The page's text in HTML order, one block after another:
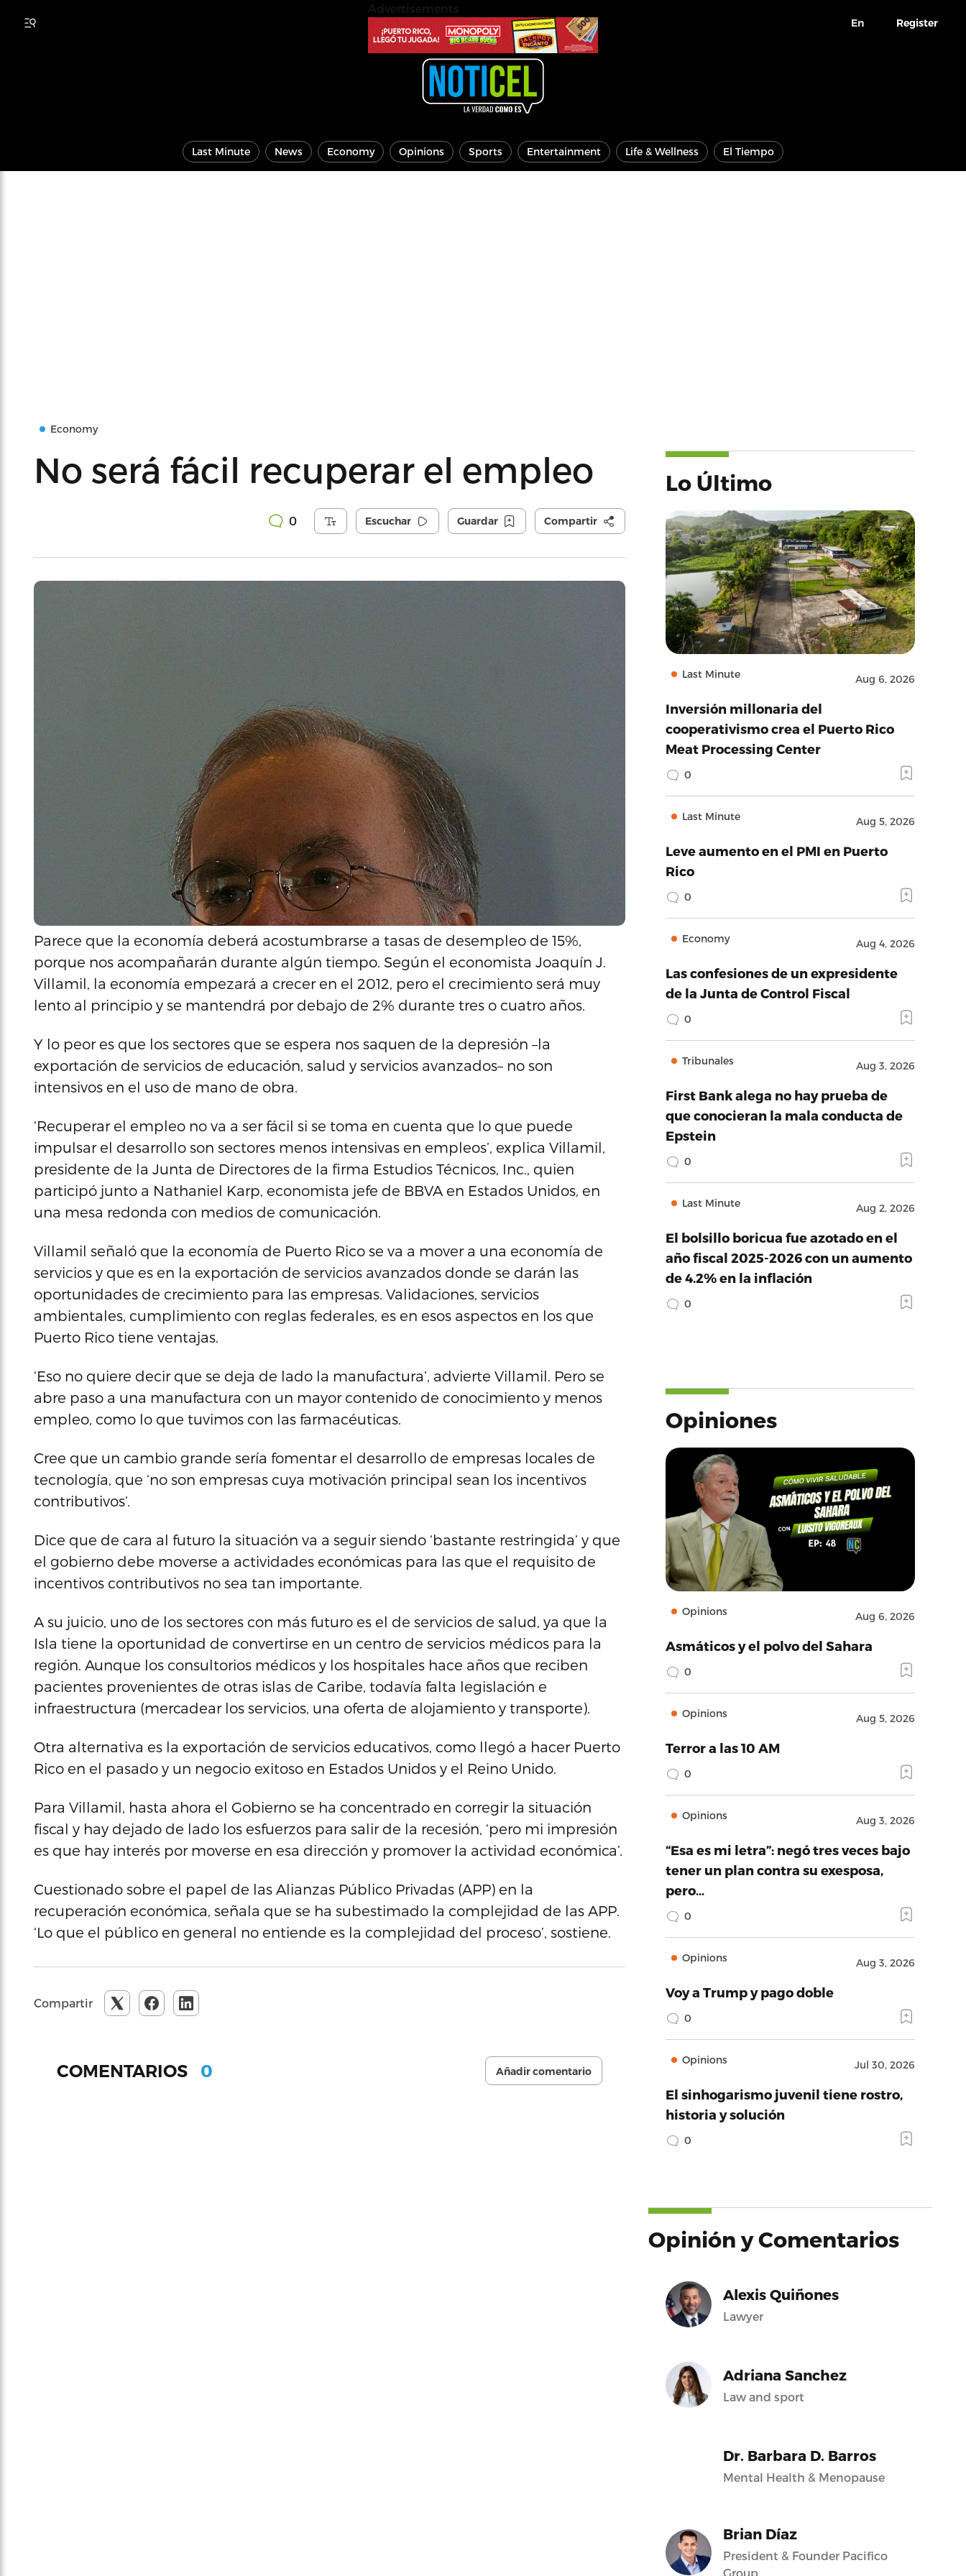
En Register
Last Minute News Economy Opinions Sports Entertainment Life & Wellness El Tiempo
Economy
No será fácil recuperar el empleo
0 Escuchar Guardar Compartir
Parece que la economía deberá acostumbrarse a tasas de desempleo de 15%,
porque nos acompañarán durante algún tiempo. Según el economista Joaquín J.
Villamil, la economía empezará a crecer en el 2012, pero el crecimiento será muy
lento al principio y se mantendrá por debajo de 2% durante tres o cuatro años.
Y lo peor es que los sectores que se espera nos saquen de la depresión –la
exportación de servicios de educación, salud y servicios avanzados– no son
intensivos en el uso de mano de obra.
‘Recuperar el empleo no va a ser fácil si se toma en cuenta que lo que puede
impulsar el desarrollo son sectores menos intensivas en empleos’, explica Villamil,
presidente de la Junta de Directores de la firma Estudios Técnicos, Inc., quien
participó junto a Nathaniel Karp, economista jefe de BBVA en Estados Unidos, en
una mesa redonda con medios de comunicación.
Villamil señaló que la economía de Puerto Rico se va a mover a una economía de
servicios y que es en la exportación de servicios avanzados donde se darán las
oportunidades de crecimiento para las empresas. Validaciones, servicios
ambientales, cumplimiento con reglas federales, es en esos aspectos en los que
Puerto Rico tiene ventajas.
‘Eso no quiere decir que se deja de lado la manufactura’, advierte Villamil. Pero se
abre paso a una manufactura con un mayor contenido de conocimiento y menos
empleo, como lo que tuvimos con las farmacéuticas.
Cree que un cambio grande sería fomentar el desarrollo de empresas locales de
tecnología, que ‘no son empresas cuya motivación principal sean los incentivos
contributivos’.
Dice que de cara al futuro la situación va a seguir siendo ‘bastante restringida’ y que
el gobierno debe moverse a actividades económicas para las que el requisito de
incentivos contributivos no sea tan importante.
A su juicio, uno de los sectores con más futuro es el de servicios de salud, ya que la
Isla tiene la oportunidad de convertirse en un centro de servicios médicos para la
región. Aunque los consultorios médicos y los hospitales hace años que reciben
pacientes provenientes de otras islas de Caribe, todavía falta legislación e
infraestructura (mercadear los servicios, una oferta de alojamiento y transporte).
Otra alternativa es la exportación de servicios educativos, como llegó a hacer Puerto
Rico en el pasado y un negocio exitoso en Estados Unidos y el Reino Unido.
Para Villamil, hasta ahora el Gobierno se ha concentrado en corregir la situación
fiscal y hay dejado de lado los esfuerzos para salir de la recesión, ‘pero mi impresión
es que hay interés por moverse en esa dirección y promover la actividad económica’.
Cuestionado sobre el papel de las Alianzas Público Privadas (APP) en la
recuperación económica, señala que se ha subestimado la complejidad de las APP.
‘Lo que el público en general no entiende es la complejidad del proceso’, sostiene.
Compartir
COMENTARIOS 0 Añadir comentario
Lo Último
Last Minute Aug 6, 2026
Inversión millonaria del
cooperativismo crea el Puerto Rico
Meat Processing Center
0
Last Minute Aug 5, 2026
Leve aumento en el PMI en Puerto
Rico
0
Economy Aug 4, 2026
Las confesiones de un expresidente
de la Junta de Control Fiscal
0
Tribunales Aug 3, 2026
First Bank alega no hay prueba de
que conocieran la mala conducta de
Epstein
0
Last Minute Aug 2, 2026
El bolsillo boricua fue azotado en el
año fiscal 2025-2026 con un aumento
de 4.2% en la inflación
0
Opiniones
Opinions Aug 6, 2026
Asmáticos y el polvo del Sahara
0
Opinions Aug 5, 2026
Terror a las 10 AM
0
Opinions Aug 3, 2026
“Esa es mi letra”: negó tres veces bajo
tener un plan contra su exesposa,
pero…
0
Opinions Aug 3, 2026
Voy a Trump y pago doble
0
Opinions Jul 30, 2026
El sinhogarismo juvenil tiene rostro,
historia y solución
0
Opinión y Comentarios
Alexis Quiñones
Lawyer
Adriana Sanchez
Law and sport
Dr. Barbara D. Barros
Mental Health & Menopause
Brian Díaz
President & Founder Pacifico
Group